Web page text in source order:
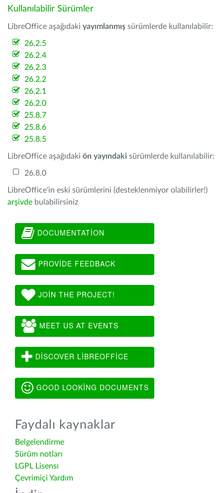
Kullanılabilir Sürümler
LibreOffice aşağıdaki yayımlanmış sürümlerde kullanılabilir:
26.2.5
26.2.4
26.2.3
26.2.2
26.2.1
26.2.0
25.8.7
25.8.6
25.8.5
LibreOffice aşağıdaki ön yayındaki sürümlerde kullanılabilir:
26.8.0
LibreOffice'in eski sürümlerini (desteklenmiyor olabilirler!)
arşivde bulabilirsiniz
DOCUMENTATION
PROVIDE FEEDBACK
JOIN THE PROJECT!
MEET US AT EVENTS
DISCOVER LIBREOFFICE
GOOD LOOKING DOCUMENTS
Faydalı kaynaklar
Belgelendirme
Sürüm notları
LGPL Lisensı
Çevrimiçi Yardım